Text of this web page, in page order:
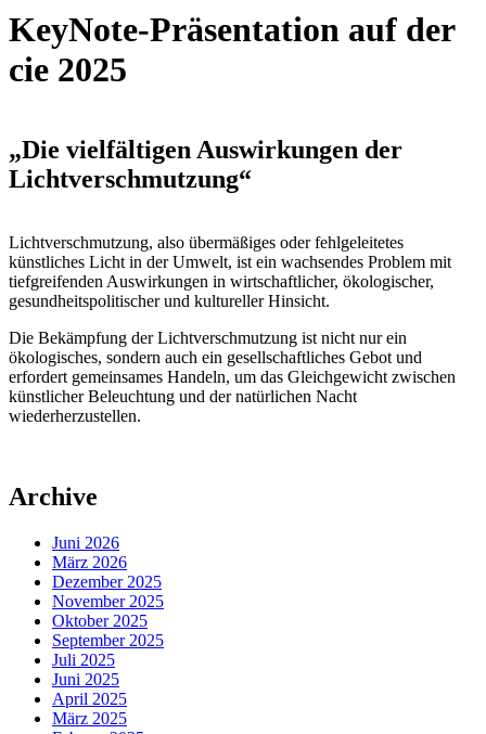
KeyNote-Präsentation auf der
cie 2025
„Die vielfältigen Auswirkungen der
Lichtverschmutzung“
Lichtverschmutzung, also übermäßiges oder fehlgeleitetes
künstliches Licht in der Umwelt, ist ein wachsendes Problem mit
tiefgreifenden Auswirkungen in wirtschaftlicher, ökologischer,
gesundheitspolitischer und kultureller Hinsicht.
Die Bekämpfung der Lichtverschmutzung ist nicht nur ein
ökologisches, sondern auch ein gesellschaftliches Gebot und
erfordert gemeinsames Handeln, um das Gleichgewicht zwischen
künstlicher Beleuchtung und der natürlichen Nacht
wiederherzustellen.
Beitragsnavigation
Archive
Juni 2026
März 2026
Dezember 2025
November 2025
Oktober 2025
September 2025
Juli 2025
Juni 2025
April 2025
März 2025